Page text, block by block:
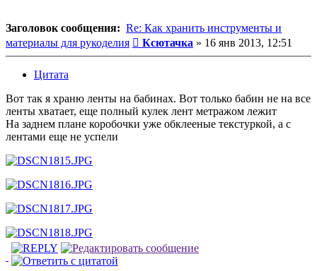
Заголовок сообщения: Re: Как хранить инструменты и
материалы для рукоделия
Сообщение
Ксютачка » 16 янв 2013, 12:51
Цитата
Вот так я храню ленты на бабинах. Вот только бабин не на все
ленты хватает, еще полный кулек лент метражом лежит
На заднем плане коробочки уже обклееные текстуркой, а с
лентами еще не успели